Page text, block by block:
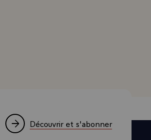
Thérond pour Paris-Match,
Découvrir et s'abonner